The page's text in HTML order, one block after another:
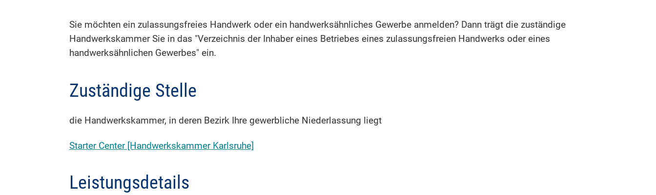
Sie möchten ein zulassungsfreies Handwerk oder ein handwerksähnliches Gewerbe anmelden? Dann trägt die zuständige
Handwerkskammer Sie in das "Verzeichnis der Inhaber eines Betriebes eines zulassungsfreien Handwerks oder eines
handwerksähnlichen Gewerbes" ein.
Zuständige Stelle
die Handwerkskammer, in deren Bezirk Ihre gewerbliche Niederlassung liegt
Starter Center [Handwerkskammer Karlsruhe]
Leistungsdetails